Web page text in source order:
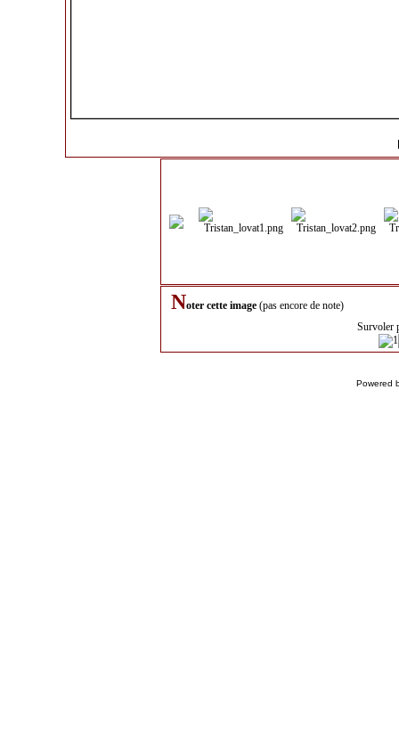
Noter cette image (pas encore de note)
Survoler
Powered